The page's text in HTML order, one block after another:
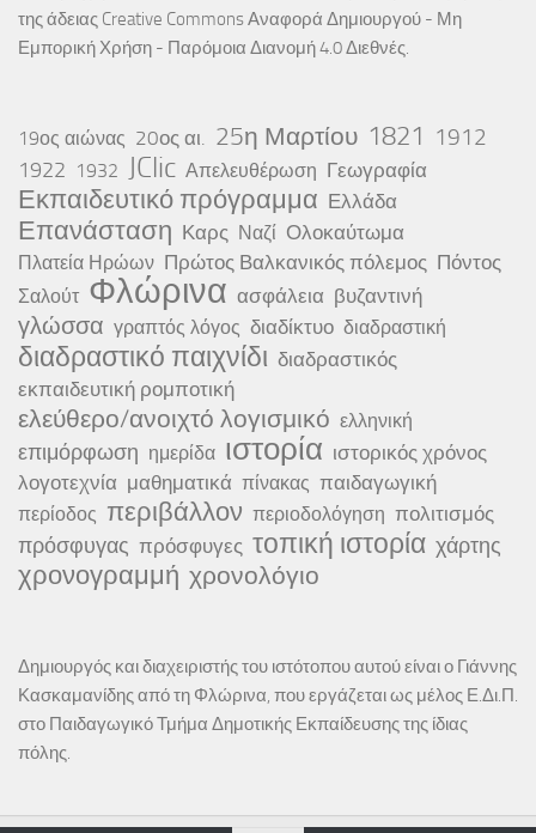
της άδειας Creative Commons Αναφορά Δημιουργού - Μη
Εμπορική Χρήση - Παρόμοια Διανομή 4.0 Διεθνές.
19ος αιώνας 20ος αι. 25η Μαρτίου 1821 1912
1922 1932 JClic Απελευθέρωση Γεωγραφία
Εκπαιδευτικό πρόγραμμα Ελλάδα
Επανάσταση Καρς Ναζί Ολοκαύτωμα
Πλατεία Ηρώων Πρώτος Βαλκανικός πόλεμος Πόντος
Σαλούτ Φλώρινα ασφάλεια βυζαντινή
γλώσσα γραπτός λόγος διαδίκτυο διαδραστική
διαδραστικό παιχνίδι διαδραστικός
εκπαιδευτική ρομποτική
ελεύθερο/ανοιχτό λογισμικό ελληνική
επιμόρφωση ημερίδα ιστορία ιστορικός χρόνος
λογοτεχνία μαθηματικά πίνακας παιδαγωγική
περίοδος περιβάλλον περιοδολόγηση πολιτισμός
πρόσφυγας πρόσφυγες τοπική ιστορία χάρτης
χρονογραμμή χρονολόγιο
Δημιουργός και διαχειριστής του ιστότοπου αυτού είναι ο Γιάννης
Κασκαμανίδης από τη Φλώρινα, που εργάζεται ως μέλος Ε.Δι.Π.
στο Παιδαγωγικό Τμήμα Δημοτικής Εκπαίδευσης της ίδιας
πόλης.